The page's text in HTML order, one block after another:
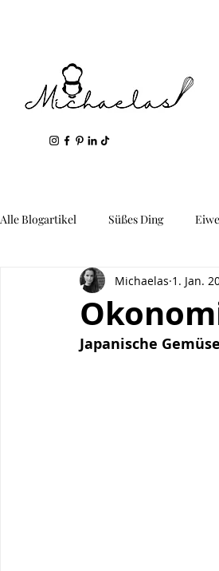
Alle Blogartikel Süßes Ding
Geil: Gemüse & Kartoffeln
Michaelas 1. Jan.
Japanische